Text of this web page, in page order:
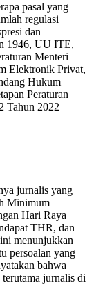
pasal yang
regulasi
dan
1946, UU ITE,
Menteri
Elektronik Privat,
Hukum
Peraturan
Tahun 2022
jurnalis yang
Minimum
Hari Raya
THR, dan
menunjukkan
persoalan yang
bahwa
jurnalis di